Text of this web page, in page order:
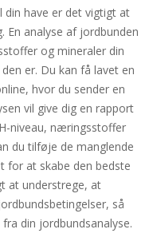
din have er det vigtigt at
analyse af jordbunden
og mineraler din
er. Du kan få lavet en
hvor du sender en
vil give dig en rapport
niveau, næringsstoffer
du tilføje de manglende
for at skabe den bedste
at understrege, at
så
din jordbundsanalyse.